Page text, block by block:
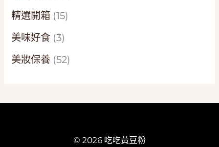
精選開箱 (15)
美味好食 (3)
美妝保養 (52)
© 2026 吃吃黃豆粉